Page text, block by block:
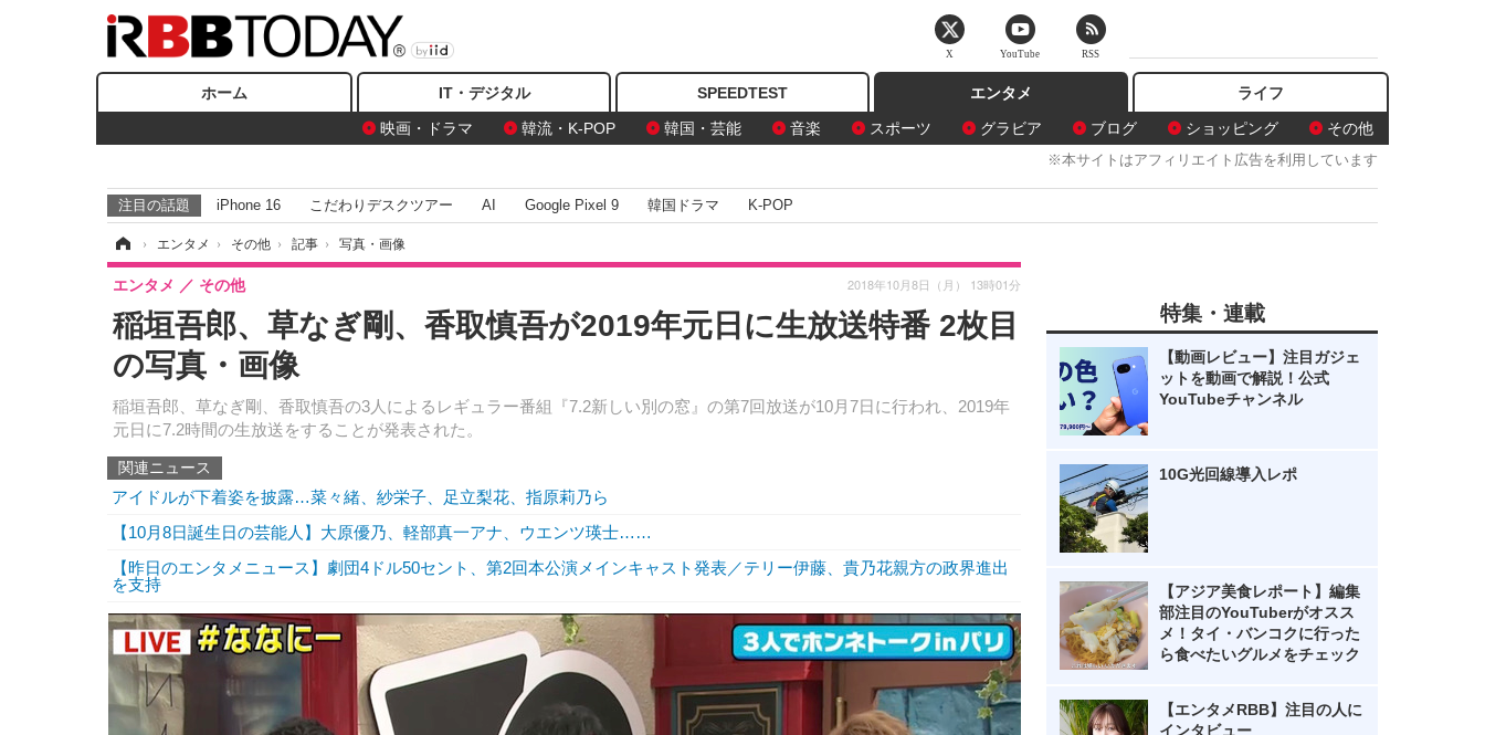
ホーム IT・デジタル SPEEDTEST
エンタメ
映画・ドラマ
韓流・K-POP 韓国・芸能 音楽 スポーツ グラビア ブログ ショッピング その他
ライフ
※本サイトはアフィリエイト広告を利用しています
注目の話題 iPhone 16 こだわりデスクツアー AI Google Pixel 9 韓国ドラマ K-POP
› エンタメ › その他 › 記事 › 写真・画像
稲垣吾郎、草なぎ剛、香取慎吾が2019年元日に生放送特番 2枚目
の写真・画像
稲垣吾郎、草なぎ剛、香取慎吾の3人によるレギュラー番組『7.2新しい別の窓』の第7回放送が10月7日に行われ、2019年
元日に7.2時間の生放送をすることが発表された。
エンタメ その他 2018年10月8日（月） 13時01分
関連ニュース
アイドルが下着姿を披露…菜々緒、紗栄子、足立梨花、指原莉乃ら
【10月8日誕生日の芸能人】大原優乃、軽部真一アナ、ウエンツ瑛士……
【昨日のエンタメニュース】劇団4ドル50セント、第2回本公演メインキャスト発表／テリー伊藤、貴乃花親方の政界進出
を支持
特集・連載
【動画レビュー】注目ガジェ
ットを動画で解説！公式
YouTubeチャンネル
10G光回線導入レポ
【アジア美食レポート】編集
部注目のYouTuberがオスス
メ！タイ・バンコクに行った
ら食べたいグルメをチェック
【エンタメRBB】注目の人に
インタビュー
X YouTube RSS